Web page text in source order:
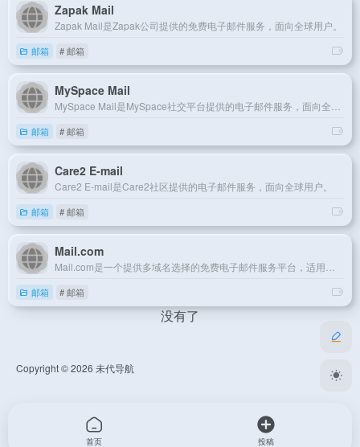
Zapak Mail
Zapak Mail是Zapak公司提供的免费电子邮件服务，面向全球用户。
邮箱 # 邮箱
MySpace Mail
邮箱 # 邮箱
Care2 E-mail
Care2 E-mail是Care2社区提供的电子邮件服务，面向全球用户。
邮箱 # 邮箱
Mail.com
邮箱 # 邮箱
没有了
Copyright © 2026 未代导航
首页 投稿